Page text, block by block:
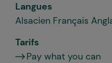
Langues
Alsacien Français
Tarifs
Pay what you can